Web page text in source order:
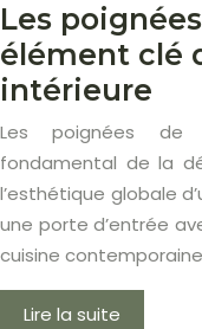
Les
élément clé
intérieure
Les poignées de
fondamental de la
l’esthétique globale
une porte d’entrée
cuisine
Lire la suite